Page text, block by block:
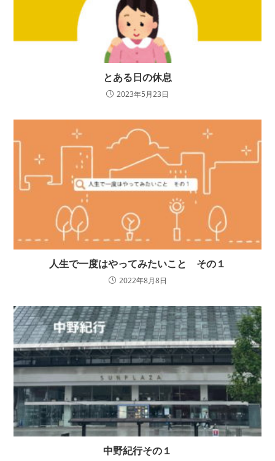
とある日の休息
2023年5月23日
人生で一度はやってみたいこと その１
2022年8月8日
中野紀行その１